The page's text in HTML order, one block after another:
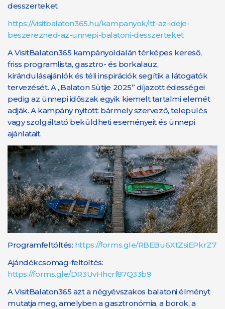
desszerteket
https://visitbalaton365.hu/kampanyok/itt-az-ideje-
beszerezned-az-unnepi-balatoni-desszerteket
A VisitBalaton365 kampányoldalán térképes kereső,
friss programlista, gasztro- és borkalauz,
kirándulásajánlók és téli inspirációk segítik a látogatók
tervezését. A „Balaton Sütije 2025” díjazott édességei
pedig az ünnepi időszak egyik kiemelt tartalmi elemét
adják. A kampány nyitott: bármely szervező, település
vagy szolgáltató beküldheti eseményeit és ünnepi
ajánlatait.
Programfeltöltés: https://forms.gle/RBEBu6XtZsiEPkrZ7
Ajándékcsomag-feltöltés:
https://forms.gle/DR3UvHhcrf87Q33b9
A VisitBalaton365 azt a négyévszakos balatoni élményt
mutatja meg, amelyben a gasztronómia, a borok, a